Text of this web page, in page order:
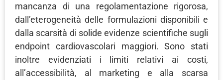
mancanza di una regolamentazione rigorosa,
dall’eterogeneità delle formulazioni disponibili e
dalla scarsità di solide evidenze scientifiche sugli
endpoint cardiovascolari maggiori. Sono stati
inoltre evidenziati i limiti relativi ai costi,
all’accessibilità, al marketing e alla scarsa